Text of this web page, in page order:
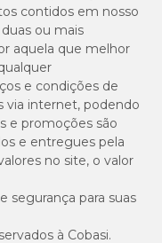
contidos em nosso
ou mais
aquela que melhor
e condições de
via internet, podendo
e promoções são
e entregues pela
no site, o valor
segurança para suas
à Cobasi.